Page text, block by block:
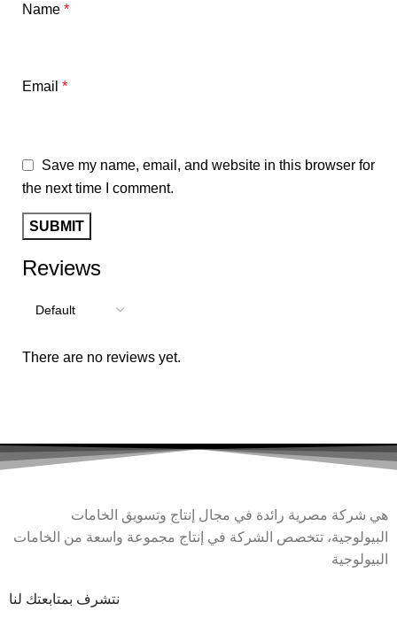
Reviews
There are no reviews yet.
Name *
Email *
Save my name, email, and website in this browser for
the next time I comment.
هي شركة مصرية رائدة في مجال إنتاج وتسويق الخامات
البيولوجية، تتخصص الشركة في إنتاج مجموعة واسعة من الخامات
البيولوجية
نتشرف بمتابعتك لنا